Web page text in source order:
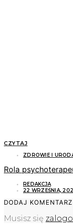
CZYTAJ
ZDROWIE I
Rola
REDAKCJA
22 WRZEŚNIA,
DODAJ KOMENTARZ
Musisz się